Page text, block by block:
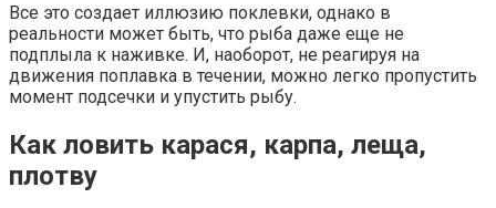
Все это создает иллюзию поклевки, однако в
реальности может быть, что рыба даже еще не
подплыла к наживке. И, наоборот, не реагируя на
движения поплавка в течении, можно легко пропустить
момент подсечки и упустить рыбу.
Как ловить карася, карпа, леща,
плотву